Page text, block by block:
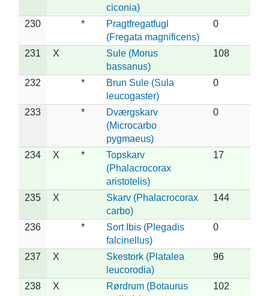
ciconia)
230 *
Pragtfregatfugl
(Fregata magnificens)
0
231 X
Sule (Morus
bassanus)
108
232 *
Brun Sule (Sula
leucogaster)
0
233 *
Dværgskarv
(Microcarbo
pygmaeus)
0
234 X *
Topskarv
(Phalacrocorax
aristotelis)
17
235 X
Skarv (Phalacrocorax
carbo)
144
236 *
Sort Ibis (Plegadis
falcinellus)
0
237 X
Skestork (Platalea
leucorodia)
96
238 X
Rørdrum (Botaurus
102